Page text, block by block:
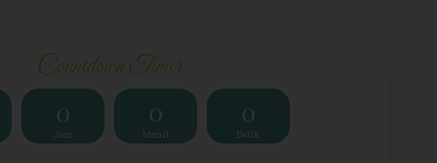
Countdown Timer
0
Jam
0
Menit
0
Detik